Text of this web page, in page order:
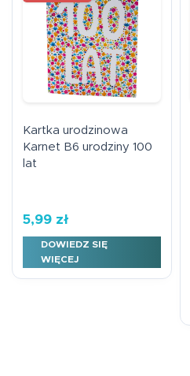
Kartka urodzinowa
Karnet B6 urodziny 100
lat
5,99 zł
DOWIEDZ SIĘ
WIĘCEJ